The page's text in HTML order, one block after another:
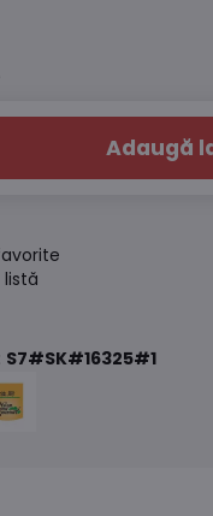
Adaugă
S7#SK#16325#1